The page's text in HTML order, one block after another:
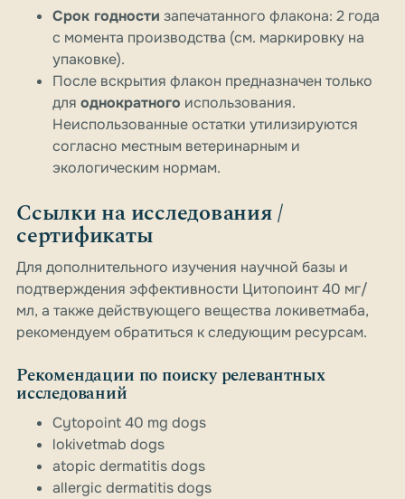
Срок годности запечатанного флакона: 2 года
с момента производства (см. маркировку на
упаковке).
После вскрытия флакон предназначен только
для однократного использования.
Неиспользованные остатки утилизируются
согласно местным ветеринарным и
экологическим нормам.
Ссылки на исследования /
сертификаты
Для дополнительного изучения научной базы и
подтверждения эффективности Цитопоинт 40 мг/
мл, а также действующего вещества локиветмаба,
рекомендуем обратиться к следующим ресурсам.
Рекомендации по поиску релевантных
исследований
Cytopoint 40 mg dogs
lokivetmab dogs
atopic dermatitis dogs
allergic dermatitis dogs